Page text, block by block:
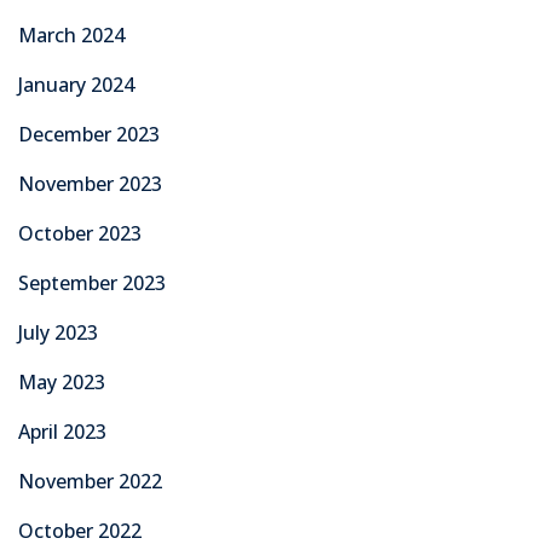
March 2024
January 2024
December 2023
November 2023
October 2023
September 2023
July 2023
May 2023
April 2023
November 2022
October 2022